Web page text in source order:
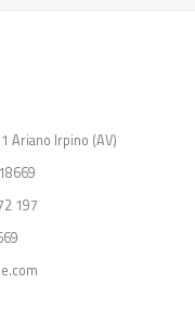
Ariano Irpino (AV)
197